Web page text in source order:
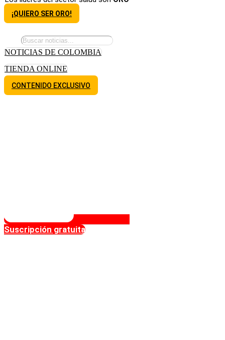
¡QUIERO SER ORO!
NOTICIAS DE COLOMBIA
TIENDA ONLINE
CONTENIDO EXCLUSIVO
Suscripción gratuita